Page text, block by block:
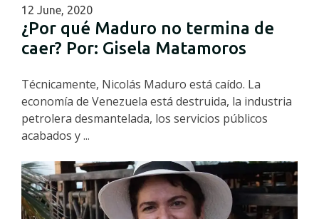
12 June, 2020
¿Por qué Maduro no termina de
caer? Por: Gisela Matamoros
Técnicamente, Nicolás Maduro está caído. La
economía de Venezuela está destruida, la industria
petrolera desmantelada, los servicios públicos
acabados y ...